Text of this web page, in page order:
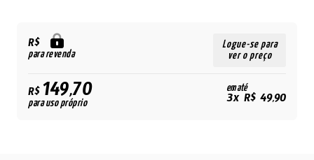
R$
para revenda
Logue-se para
ver o preço
R$149,70
para uso próprio
em até
3x R$ 49,90